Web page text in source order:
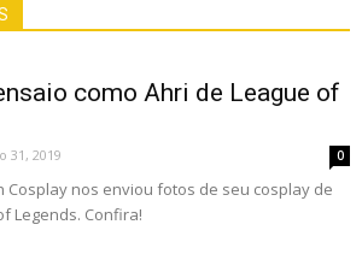
como Ahri de League of
31, 2019 0
Cosplay nos enviou fotos de seu cosplay de
Legends. Confira!